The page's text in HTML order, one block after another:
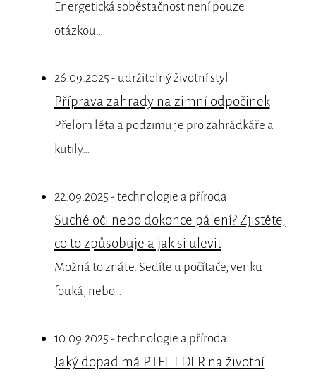
Energetická soběstačnost není pouze
otázkou…
26.09.2025 - udržitelný životní styl
Příprava zahrady na zimní odpočinek
Přelom léta a podzimu je pro zahrádkáře a
kutily…
22.09.2025 - technologie a příroda
Suché oči nebo dokonce pálení? Zjistěte,
co to způsobuje a jak si ulevit
Možná to znáte. Sedíte u počítače, venku
fouká, nebo…
10.09.2025 - technologie a příroda
Jaký dopad má PTFE EDER na životní